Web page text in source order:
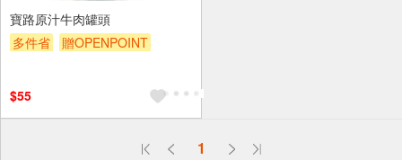
寶路原汁牛肉罐頭
多件省
贈OPENPOINT
$55
1
偏遠地區配送